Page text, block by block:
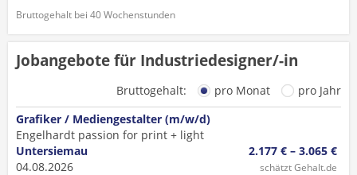
Bruttogehalt bei 40 Wochenstunden
Jobangebote für Industriedesigner/-in
Bruttogehalt: pro Monat
pro Jahr
Grafiker / Mediengestalter (m/w/d)
Engelhardt passion for print + light
Untersiemau
04.08.2026
2.177 € – 3.065 €
schätzt Gehalt.de